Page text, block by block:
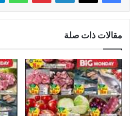
مقالات ذات صلة